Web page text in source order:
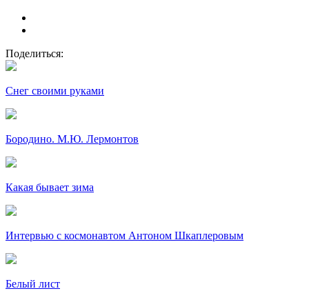
Поделиться:
Снег своими руками
Бородино. М.Ю. Лермонтов
Какая бывает зима
Интервью с космонавтом Антоном Шкаплеровым
Белый лист